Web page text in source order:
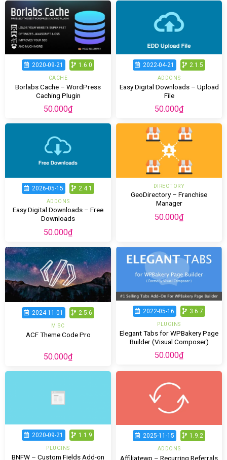
2020-09-21 1.6.0
CACHE
Borlabs Cache – WordPress
Caching Plugin
50.000₫
2022-04-21 2.1.5
ADDONS
Easy Digital Downloads – Upload
File
50.000₫
2026-05-15 2.4.1
ADDONS
Easy Digital Downloads – Free
Downloads
50.000₫
DIRECTORY
GeoDirectory – Franchise
Manager
50.000₫
2024-11-01 2.5.6
MISC
ACF Theme Code Pro
50.000₫
2022-05-16 3.6.7
PLUGINS
Elegant Tabs for WPBakery Page
Builder (Visual Composer)
50.000₫
2020-09-21 1.1.9
PLUGINS
BNFW – Custom Fields Add-on
2025-11-15 1.9.2
ADDONS
Affiliatewp – Recurring Referrals